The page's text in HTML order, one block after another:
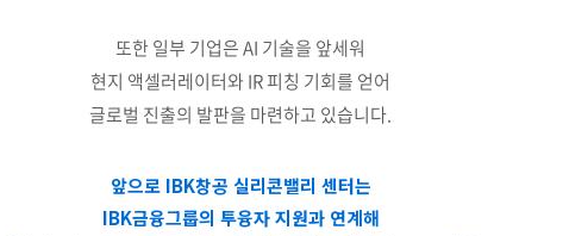
또한 일부 기업은 AI 기술을 앞세워
현지 액셀러레이터와 IR 피칭 기회를 얻어
글로벌 진출의 발판을 마련하고 있습니다.
앞으로 IBK창공 실리콘밸리 센터는
IBK금융그룹의 투융자 지원과 연계해